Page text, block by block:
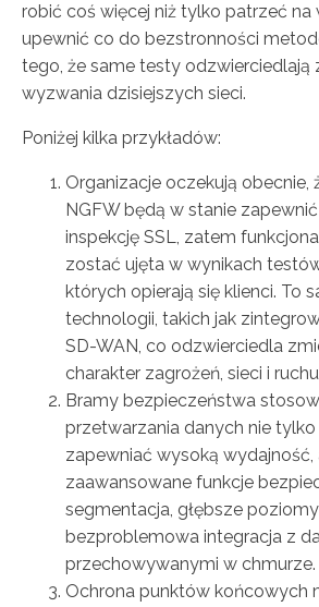
robić coś więcej niż tylko patrzeć na
upewnić co do bezstronności
tego, że same testy odzwierciedlają
wyzwania dzisiejszych sieci.
Poniżej kilka przykładów:
Organizacje oczekują obecnie,
NGFW będą w stanie
inspekcję SSL, zatem
zostać ujęta w wynikach
których opierają się klienci. To
technologii, takich jak
SD-WAN, co odzwierciedla
charakter zagrożeń, sieci i
Bramy bezpieczeństwa
przetwarzania danych nie
zapewniać wysoką wydajność,
zaawansowane funkcje
segmentacja, głębsze
bezproblemowa integracja z
przechowywanymi w chmurze.
Ochrona punktów końcowych